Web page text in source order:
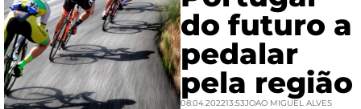
do futuro a
pedalar
pela região
08.04.202213:53JOAO MIGUEL ALVES